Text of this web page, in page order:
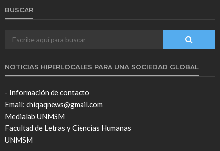
BUSCAR
NOTICIAS HIPERLOCALES PARA UNA SOCIEDAD GLOBAL
- Información de contacto
Email: chiqaqnews@gmail.com
Medialab UNMSM
Facultad de Letras y Ciencias Humanas
UNMSM